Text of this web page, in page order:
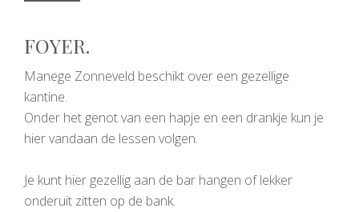
FOYER.
Manege Zonneveld beschikt over een gezellige
kantine.
Onder het genot van een hapje en een drankje kun je
hier vandaan de lessen volgen.
Je kunt hier gezellig aan de bar hangen of lekker
onderuit zitten op de bank.